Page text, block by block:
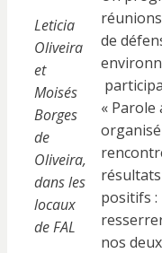
Leticia
Oliveira
et
Moisés
Borges
de
Oliveira,
dans les
locaux
de FAL
de
« Parole
positifs
nos